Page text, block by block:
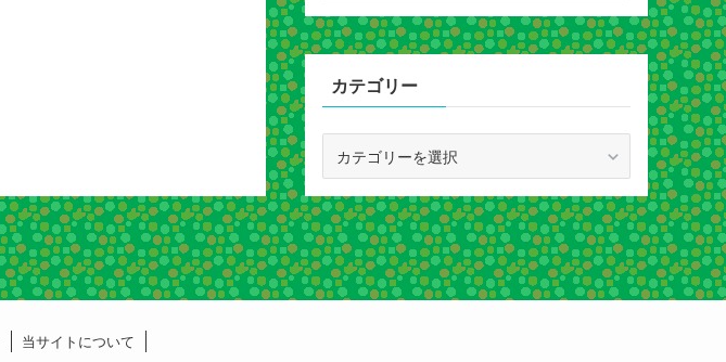
カ
イ
ブ
カテゴリー
ゴ
リ
ー
当サイトについて